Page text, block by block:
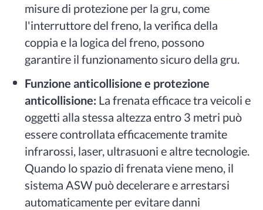
misure di protezione per la gru, come
l'interruttore del freno, la verifica della
coppia e la logica del freno, possono
garantire il funzionamento sicuro della gru.
Funzione anticollisione e protezione
anticollisione: La frenata efficace tra veicoli e
oggetti alla stessa altezza entro 3 metri può
essere controllata efficacemente tramite
infrarossi, laser, ultrasuoni e altre tecnologie.
Quando lo spazio di frenata viene meno, il
sistema ASW può decelerare e arrestarsi
automaticamente per evitare danni